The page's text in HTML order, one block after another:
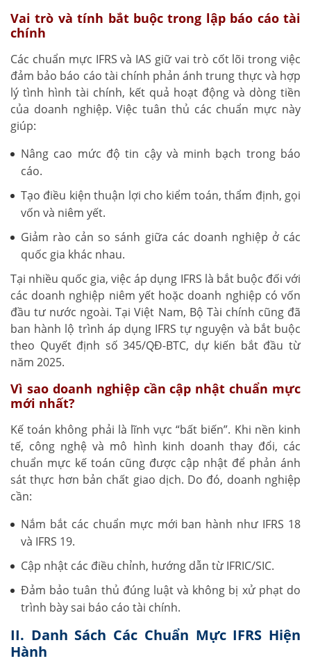
Vai trò và tính bắt buộc trong lập báo cáo tài
chính
Các chuẩn mực IFRS và IAS giữ vai trò cốt lõi trong việc
đảm bảo báo cáo tài chính phản ánh trung thực và hợp
lý tình hình tài chính, kết quả hoạt động và dòng tiền
của doanh nghiệp. Việc tuân thủ các chuẩn mực này
giúp:
Nâng cao mức độ tin cậy và minh bạch trong báo
cáo.
Tạo điều kiện thuận lợi cho kiểm toán, thẩm định, gọi
vốn và niêm yết.
Giảm rào cản so sánh giữa các doanh nghiệp ở các
quốc gia khác nhau.
Tại nhiều quốc gia, việc áp dụng IFRS là bắt buộc đối với
các doanh nghiệp niêm yết hoặc doanh nghiệp có vốn
đầu tư nước ngoài. Tại Việt Nam, Bộ Tài chính cũng đã
ban hành lộ trình áp dụng IFRS tự nguyện và bắt buộc
theo Quyết định số 345/QĐ-BTC, dự kiến bắt đầu từ
năm 2025.
Vì sao doanh nghiệp cần cập nhật chuẩn mực
mới nhất?
Kế toán không phải là lĩnh vực “bất biến”. Khi nền kinh
tế, công nghệ và mô hình kinh doanh thay đổi, các
chuẩn mực kế toán cũng được cập nhật để phản ánh
sát thực hơn bản chất giao dịch. Do đó, doanh nghiệp
cần:
Nắm bắt các chuẩn mực mới ban hành như IFRS 18
và IFRS 19.
Cập nhật các điều chỉnh, hướng dẫn từ IFRIC/SIC.
Đảm bảo tuân thủ đúng luật và không bị xử phạt do
trình bày sai báo cáo tài chính.
II. Danh Sách Các Chuẩn Mực IFRS Hiện
Hành